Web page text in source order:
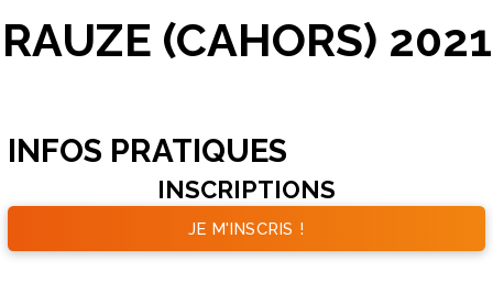
RAUZE (CAHORS) 2021
INFOS PRATIQUES
INSCRIPTIONS
JE M'INSCRIS !